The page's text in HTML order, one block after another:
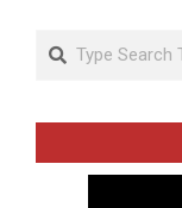
Search